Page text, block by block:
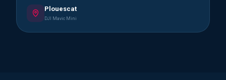
Plouescat
DJI Mavic Mini